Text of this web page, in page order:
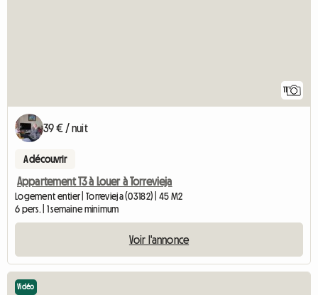
11
39 € / nuit
A découvrir
Appartement T3 à Louer à Torrevieja
Logement entier | Torrevieja (03182) | 45 M2
6 pers. | 1 semaine minimum
Voir l'annonce
Vidéo